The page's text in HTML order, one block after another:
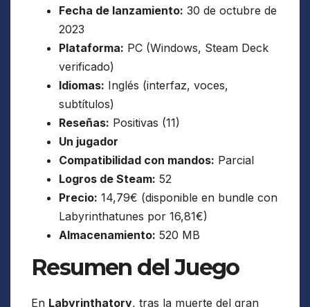
Fecha de lanzamiento: 30 de octubre de
2023
Plataforma: PC (Windows, Steam Deck
verificado)
Idiomas: Inglés (interfaz, voces,
subtítulos)
Reseñas: Positivas (11)
Un jugador
Compatibilidad con mandos: Parcial
Logros de Steam: 52
Precio: 14,79€ (disponible en bundle con
Labyrinthatunes por 16,81€)
Almacenamiento: 520 MB
Resumen del Juego
En Labyrinthatory, tras la muerte del gran